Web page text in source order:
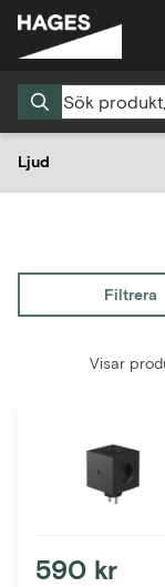
Ljud
Filtrera
Visar
590 kr